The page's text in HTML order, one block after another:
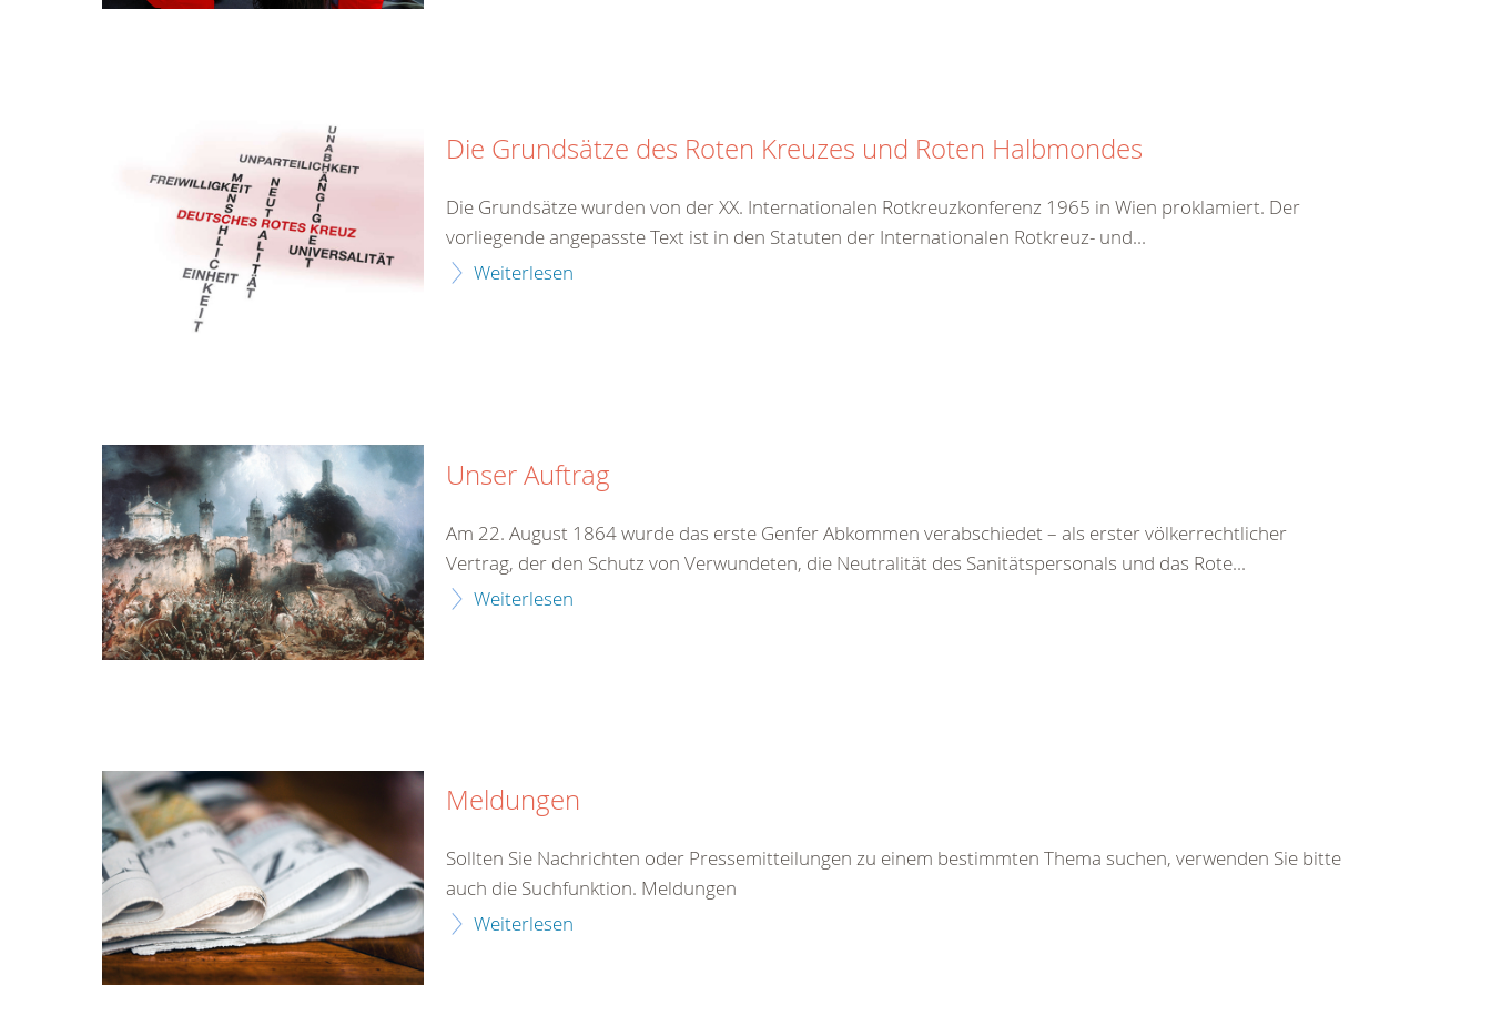
Die Grundsätze des Roten Kreuzes und Roten Halbmondes
Die Grundsätze wurden von der XX. Internationalen Rotkreuzkonferenz 1965 in Wien proklamiert. Der
vorliegende angepasste Text ist in den Statuten der Internationalen Rotkreuz- und...
Weiterlesen
Unser Auftrag
Am 22. August 1864 wurde das erste Genfer Abkommen verabschiedet – als erster völkerrechtlicher
Vertrag, der den Schutz von Verwundeten, die Neutralität des Sanitätspersonals und das Rote...
Weiterlesen
Meldungen
Sollten Sie Nachrichten oder Pressemitteilungen zu einem bestimmten Thema suchen, verwenden Sie bitte
auch die Suchfunktion. Meldungen
Weiterlesen